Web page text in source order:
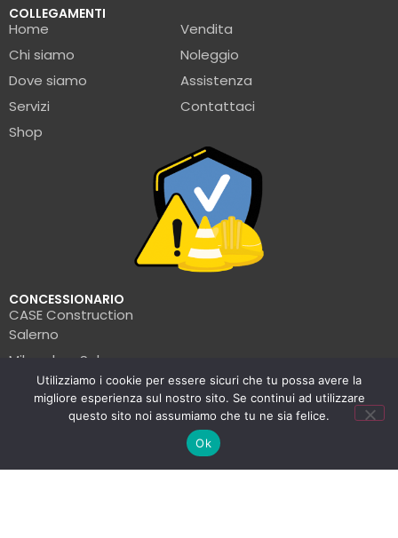
COLLEGAMENTI
Home
Chi siamo
Dove siamo
Servizi
Shop
Vendita
Noleggio
Assistenza
Contattaci
CONCESSIONARIO
CASE Construction
Salerno
Milwaukee Salerno
Turbosol Salerno
Pramac Salerno
Utilizziamo i cookie per essere sicuri che tu possa avere la
migliore esperienza sul nostro sito. Se continui ad utilizzare
questo sito noi assumiamo che tu ne sia felice.
Ok